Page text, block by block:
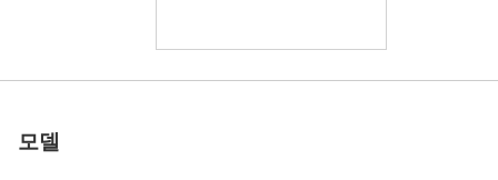
프랑시 비바 이탈리아 #53
에미와 나탈리아 석양 #18
나탈리아 그리스에서 화려한 #26
나탈리아 그리스에서 화려한 #30
나탈리아 승마 미녀 #3
나탈리아 고전적인 아름다움 #20
우리와 함께하세
요
변덕스러운 유혹 #2
나탈리아 소박한 로즈 #56
나탈리아 승마 미녀 #11
Anna L 화이트 누드 #35Coxy Flora Thea Zaika 4 디바 #30
Engelie 벌거 벗은 요리사 #86
우리와 함께하세
요
나탈리아 행복한 알몸 #34
안나 L 섹스 폭탄 #24
안나 L 섹스 폭탄 #12
졸리 핏 판타지 #34
에미와 나탈리아 석양 #14
나탈리아 그리스에서 화려한 #10
우리와 함께하세
요
나탈리아 소박한 로즈 #52
Anna L 화이트 누드 #31나탈리아 A 뷰티 트리트먼트 #28
Dasha T 도발 #6
나탈리아 가슴 #29
밀레나 비치 라이프 #60
나탈리아 뷰티테라피 #20
Annalina 사랑 #2
루비 샌드 선 스킨 씨 #16
나탈리아 A - 소개 #27
우리와 함께하세
요
루비 샌드 선 스킨 씨 #28Proserpina Ervatão 비치 보아 비스타 #17
안야 동물적 #39
에미 섹시 해변 #25
키아나 제한 없음 #80
메르세데스 익스트림 포징 #28
우리와 함께하세
요
메르세데스 익스트림 포징 #20
타니아 해변에서의 하루 #53
린 금발의 아름다움 #33
메르세데스 작은 표범 #46
케이티 팬티 스타킹 #70
앨리스 트로피컬 #12
우리와 함께하세
요
멜레나 마리아 빛나는 섹시 #15
모델